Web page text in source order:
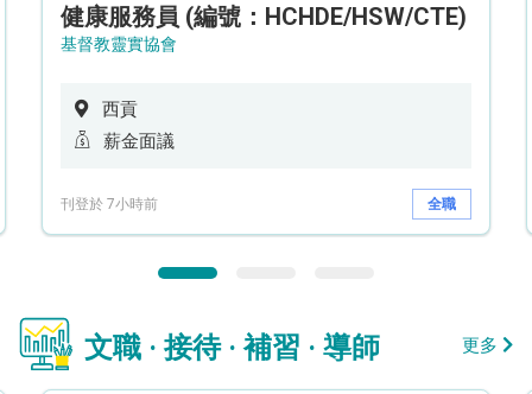
健康服務員 (編號：HCHDE/HSW/CTE)
基督教靈實協會
西貢
薪金面議
刊登於 7小時前 全職
文職 · 接待 · 補習 · 導師 更多